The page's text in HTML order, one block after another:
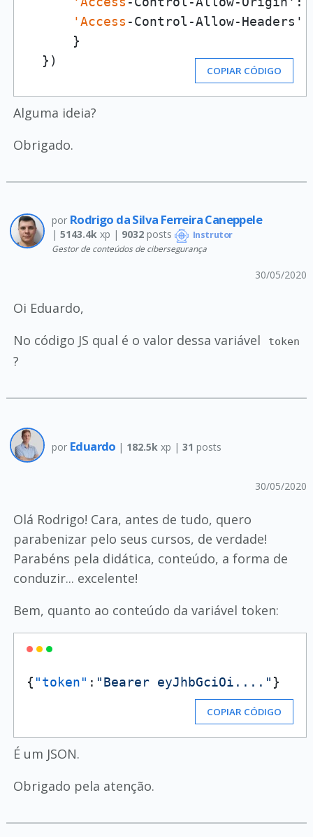
'Access -Control-Allow-
      }
  })
COPIAR CÓDIGO
Alguma ideia?
Obrigado.
por Rodrigo da Silva Ferreira Caneppele
| 5143.4kxp | 9032posts Instrutor
Gestor de conteúdos de cibersegurança
30/05/2020
Oi Eduardo,
No código JS qual é o valor dessa variável
token
?
por Eduardo | 182.5k xp |31 posts
30/05/2020
Olá Rodrigo! Cara, antes de tudo, quero
parabenizar pelo seus cursos, de verdade!
Parabéns pela didática, conteúdo, a forma de
conduzir... excelente!
Bem, quanto ao conteúdo da variável token:
{ "token" : "Bearer eyJhbGciOi...." }
COPIAR CÓDIGO
É um JSON.
Obrigado pela atenção.